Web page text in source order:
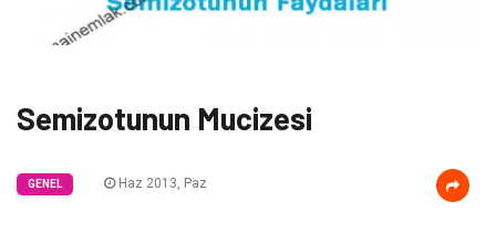
Semizotunun Mucizesi
GENEL Haz 2013, Paz